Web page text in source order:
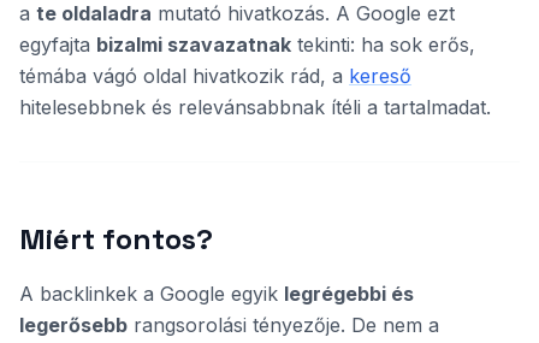
a te oldaladra mutató hivatkozás. A Google ezt
egyfajta bizalmi szavazatnak tekinti: ha sok erős,
témába vágó oldal hivatkozik rád, a kereső
hitelesebbnek és relevánsabbnak ítéli a tartalmadat.
Miért fontos?
A backlinkek a Google egyik legrégebbi és
legerősebb rangsorolási tényezője. De nem a